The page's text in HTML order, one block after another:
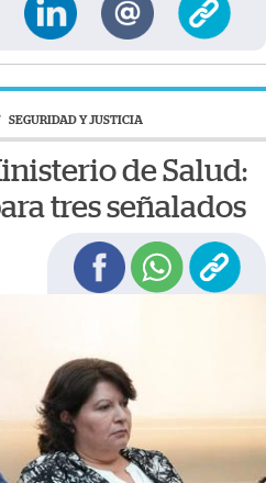
SEGURIDAD Y JUSTICIA
de Salud:
tres señalados